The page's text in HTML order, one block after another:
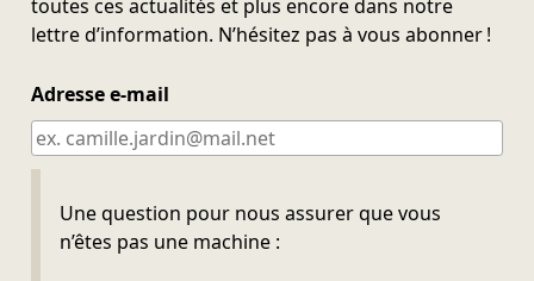
toutes ces actualités et plus encore dans notre
lettre d’information. N’hésitez pas à vous abonner !
Adresse e-mail
Une question pour nous assurer que vous
n’êtes pas une machine :
Ne pas remplir